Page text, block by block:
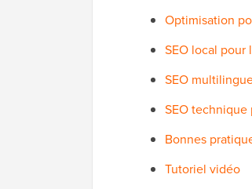
Optimisation
SEO local pour
SEO
SEO technique
Bonnes
Tutoriel vidéo